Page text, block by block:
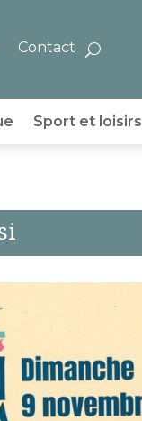
Contact
Sport et loisirs